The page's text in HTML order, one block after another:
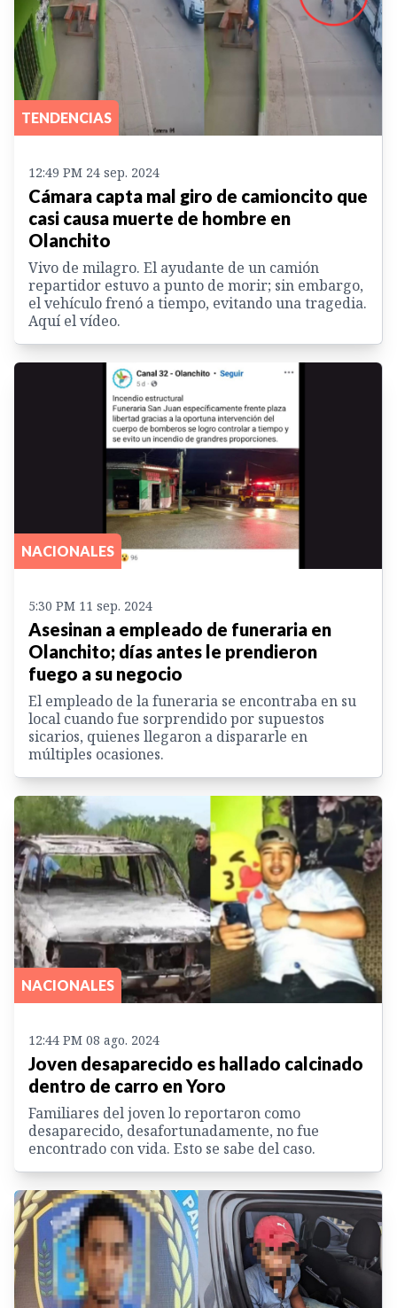
TENDENCIAS
12:49 PM 24 sep. 2024
Cámara capta mal giro de camioncito que
casi causa muerte de hombre en
Olanchito
Vivo de milagro. El ayudante de un camión
repartidor estuvo a punto de morir; sin embargo,
el vehículo frenó a tiempo, evitando una tragedia.
Aquí el vídeo.
NACIONALES
5:30 PM 11 sep. 2024
Asesinan a empleado de funeraria en
Olanchito; días antes le prendieron
fuego a su negocio
El empleado de la funeraria se encontraba en su
local cuando fue sorprendido por supuestos
sicarios, quienes llegaron a dispararle en
múltiples ocasiones.
NACIONALES
12:44 PM 08 ago. 2024
Joven desaparecido es hallado calcinado
dentro de carro en Yoro
Familiares del joven lo reportaron como
desaparecido, desafortunadamente, no fue
encontrado con vida. Esto se sabe del caso.